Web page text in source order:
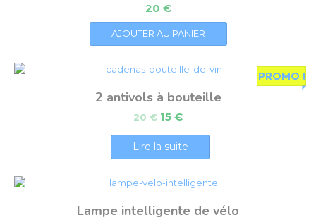
20 €
AJOUTER AU PANIER
PROMO !
2 antivols à bouteille
20€ 15 €
Lire la suite
Lampe intelligente de vélo